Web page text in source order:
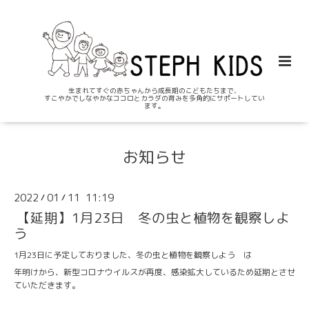
生まれてすぐの赤ちゃんから成長期のこどもたちまで、
すこやかでしなやかなココロとカラダの育みを多角的にサポートしてい
ます。
お知らせ
2022 /01 / 11 11:19
【延期】1月23日 冬の虫と植物を観察しよ
う
1月23日に予定しておりました、冬の虫と植物を観察しよう は
年明けから、新型コロナウイルスが再度、感染拡大しているため延期とさせ
ていただきます。